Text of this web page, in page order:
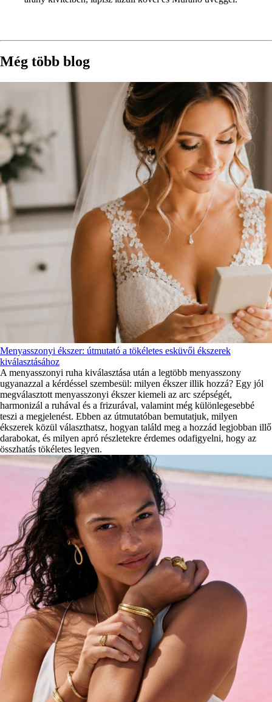
Még több blog
Menyasszonyi ékszer: útmutató a tökéletes esküvői ékszerek
kiválasztásához
A menyasszonyi ruha kiválasztása után a legtöbb menyasszony
ugyanazzal a kérdéssel szembesül: milyen ékszer illik hozzá? Egy jól
megválasztott menyasszonyi ékszer kiemeli az arc szépségét,
harmonizál a ruhával és a frizurával, valamint még különlegesebbé
teszi a megjelenést. Ebben az útmutatóban bemutatjuk, milyen
ékszerek közül választhatsz, hogyan találd meg a hozzád legjobban illő
darabokat, és milyen apró részletekre érdemes odafigyelni, hogy az
összhatás tökéletes legyen.